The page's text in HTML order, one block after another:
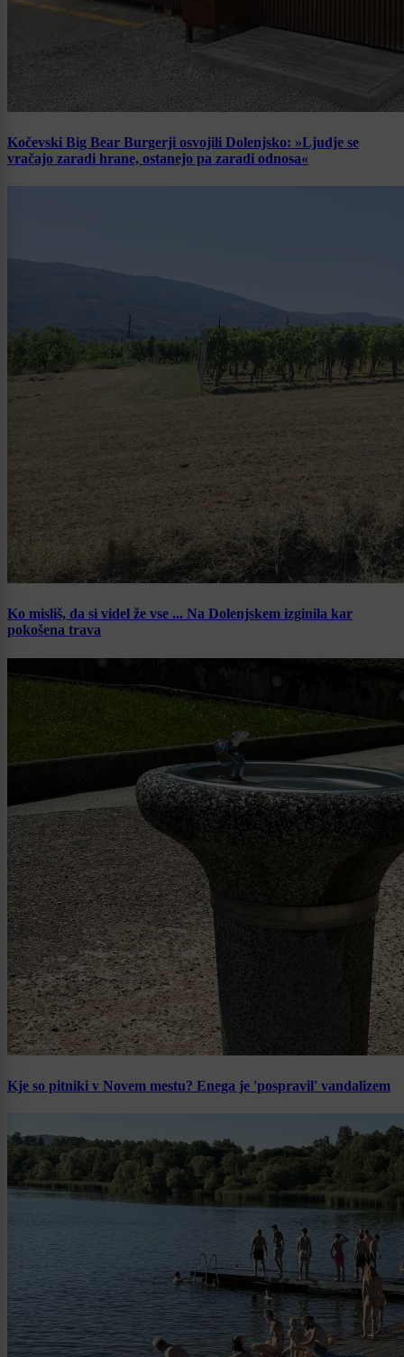
Kočevski Big Bear Burgerji osvojili Dolenjsko: »Ljudje se
vračajo zaradi hrane, ostanejo pa zaradi odnosa«
Ko misliš, da si videl že vse ... Na Dolenjskem izginila kar
pokošena trava
Kje so pitniki v Novem mestu? Enega je 'pospravil' vandalizem